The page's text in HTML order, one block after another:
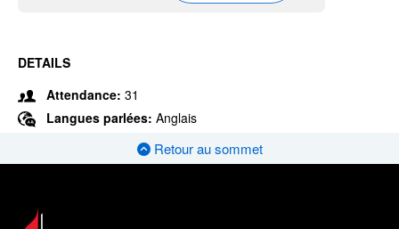
DETAILS
Attendance: 31
Langues parlées: Anglais
Retour au sommet